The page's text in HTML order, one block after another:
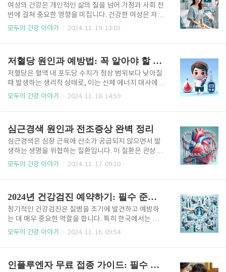
회복할 수 있습니다. 이번 글에서는 수면 환경 조성과
규칙적인 생활 패턴, 이완 습관 등을 통해 불면증을 극
복하는 다양한 방법을 소개합니다. 수면 환경 최적화
하기 편안한 수면 환경을 조성하는 것은 숙면의 기본입
유지..
여성의 건강은 개인적인 삶의 질을 넘어 가정과 사회 전
반에 걸쳐 중요한 영향을 미칩니다. 건강한 여성은 자신
의 목표를 추구하고 가정을 유지하며, 사회적 책임을 다
니다. 건강검진은 단순히 질병을 조기에 발견하는 것을
넘어 예방적 접근으로 건강을 유지하고 생활의 질을 높
이는 데 필수적인 역할을 합니다. 여성 건강검진은 개
별적인 필요와 건강 상태에 따라 달라질 수 있지만, 연
령대별로 공통적으로 권장되는 주요 항목들이 있습니
으로 설명합니다. 이를..
모두의 건강 이야기 2024. 11. 19. 13:03
저혈당 원인과 예방법: 꼭 알아야 할 건강 상식
저혈당은 혈액 내 포도당 수치가 정상 범위보다 낮아질
때 발생하는 생리적 상태로, 이는 신체 에너지 대사에
치명적인 영향을 미칠 수 있습니다. 포도당은 우리 몸의
건강한 사람에게도 특정 조건에서 나타날 수 있어 모든
연령대와 건강 상태의 사람들에게 주의가 요구됩니
다. 저혈당이란 단순히 '혈당이 낮다'는 의미를 넘어 심
각한 건강 문제로 이어질 수 있습니다. 이 상태가 장기
화되거나 적절히 관리되지 않을 경우 신체적, 정신적 기
당의 주요 원인,..
모두의 건강 이야기 2024. 11. 18. 14:59
심근경색 원인과 전조증상 완벽 정리
심근경색은 심장 근육에 산소가 공급되지 않으면서 발
생하는 생명을 위협하는 질환입니다. 이 질환은 관상동
맥이 혈전이나 플라크로 인해 막힐 때 주로 나타나며,
은 환자의 생존율을 크게 향상시킬 수 있습니다. 심근
경색은 주로 갑작스러운 흉통으로 시작되지만, 다양한
비특이적 증상으로 나타나기도 합니다. 문제는 이러한
증상들이 일반적인 피로나 소화불량과 유사하여 환자
들이 이를 간과하기 쉽다는 점입니다. 심근경색의 발생
질환관상동맥은 심장에 산소와..
모두의 건강 이야기 2024. 11. 17. 09:10
2024년 건강검진 예약하기: 필수 준비사항과 예약 방법
정기적인 건강검진은 질병을 조기에 발견하고 예방하
는 데 매우 중요한 역할을 합니다. 특히 한국에서는 국
민건강보험을 통해 일정 연령 이상의 국민을 대상으로
있을 뿐만 아니라, 자신의 건강 상태를 제때 점검할 수
모두의 건강 이야기 2024. 11. 16. 09:54
인플루엔자 무료 접종 가이드: 필수 정보와 주의사항